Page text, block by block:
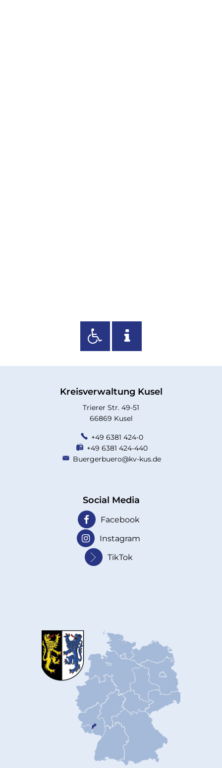
Kreisverwaltung Kusel
Trierer Str. 49-51
66869 Kusel
+49 6381 424-0
+49 6381 424-440
Buergerbuero@kv-kus.de
Social Media
Facebook
Instagram
TikTok